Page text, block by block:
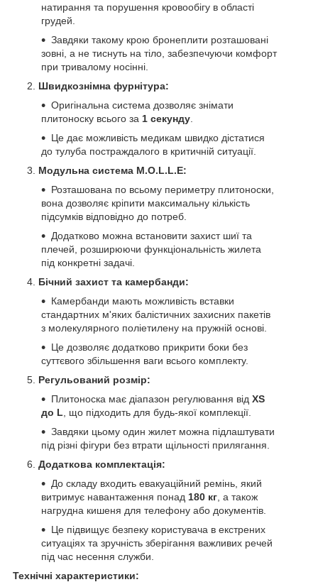
натирання та порушення кровообігу в області
грудей.
Завдяки такому крою бронеплити розташовані
зовні, а не тиснуть на тіло, забезпечуючи комфорт
при тривалому носінні.
Швидкознімна фурнітура:
Оригінальна система дозволяє знімати
плитоноску всього за 1 секунду
Це дає можливість медикам швидко дістатися
до тулуба постраждалого в критичній ситуації.
Модульна система M.O.L.L.E:
Розташована по всьому периметру плитоноски,
вона дозволяє кріпити максимальну кількість
підсумків відповідно до потреб.
Додатково можна встановити захист шиї та
плечей, розширюючи функціональність жилета
під конкретні задачі.
Бічний захист та камербанди:
Камербанди мають можливість вставки
стандартних м'яких балістичних захисних пакетів
з молекулярного поліетилену на пружній основі.
Це дозволяє додатково прикрити боки без
суттєвого збільшення ваги всього комплекту.
Регульований розмір:
Плитоноска має діапазон регулювання від XS
до L , що підходить для будь-якої комплекції.
Завдяки цьому один жилет можна підлаштувати
під різні фігури без втрати щільності прилягання.
Додаткова комплектація:
До складу входить евакуаційний ремінь, який
витримує навантаження понад 180 кг , а також
нагрудна кишеня для телефону або документів.
Це підвищує безпеку користувача в екстрених
ситуаціях та зручність зберігання важливих речей
під час несення служби.
Технічні характеристики: